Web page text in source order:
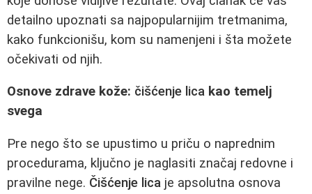
detailno upoznati sa najpopularnijim tretmanima,
kako funkcionišu, kom su namenjeni i šta možete
očekivati od njih.
Osnove zdrave kože: čišćenje lica kao temelj
svega
Pre nego što se upustimo u priču o naprednim
procedurama, ključno je naglasiti značaj redovne i
pravilne nege. Čišćenje lica je apsolutna osnova